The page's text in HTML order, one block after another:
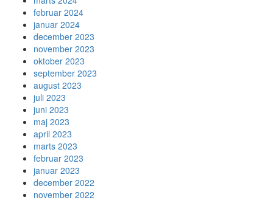
februar 2024
januar 2024
december 2023
november 2023
oktober 2023
september 2023
august 2023
juli 2023
juni 2023
maj 2023
april 2023
marts 2023
februar 2023
januar 2023
december 2022
november 2022